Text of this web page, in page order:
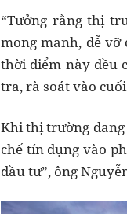
“Tưởng rằng thị
mong manh, dễ
thời điểm này đều
tra, rà soát vào
Khi thị trường đang
chế tín dụng vào
đầu tư”, ông